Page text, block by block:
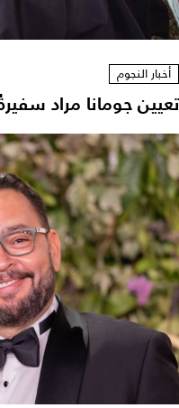
أخبار النجوم
تعيين جومانا مراد